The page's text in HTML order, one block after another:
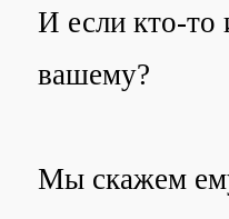
И если кто-то
вашему?
Мы скажем